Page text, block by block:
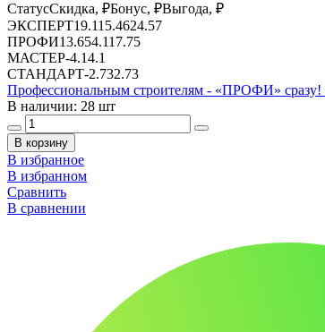
СтатусСкидка, ₽Бонус, ₽Выгода, ₽
ЭКСПЕРТ19.11 5.4624.57
ПРОФИ13.654.117.75
МАСТЕР-4.14.1
СТАНДАРТ-2.732.73
Профессиональным строителям - «ПРОФИ» сразу!
В наличии: 28 шт
В корзину
В избранное
В избранном
Сравнить
В сравнении